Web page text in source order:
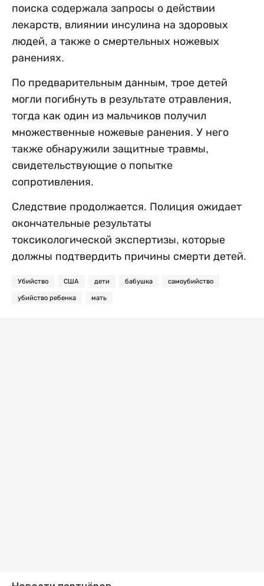
поиска содержала запросы о действии
лекарств, влиянии инсулина на здоровых
людей, а также о смертельных ножевых
ранениях.
По предварительным данным, трое детей
могли погибнуть в результате отравления,
тогда как один из мальчиков получил
множественные ножевые ранения. У него
также обнаружили защитные травмы,
свидетельствующие о попытке
сопротивления.
Следствие продолжается. Полиция ожидает
окончательные результаты
токсикологической экспертизы, которые
должны подтвердить причины смерти детей.
Убийство США дети бабушка самоубийство
убийство ребенка мать